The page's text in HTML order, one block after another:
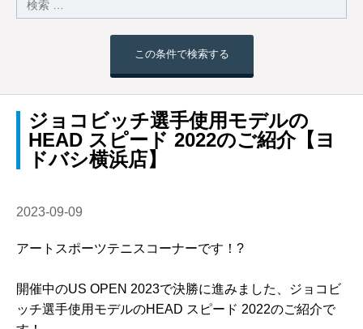
この条件で検索する
ジョコビッチ選手使用モデルの
HEAD スピード 2022のご紹介【ヨ
ドバシ横浜店】
2023-09-09
アートスポーツテニスコーナーです！?
開催中のUS OPEN 2023で決勝に進みました、ジョコビ
ッチ選手使用モデルのHEAD スピード 2022のご紹介で